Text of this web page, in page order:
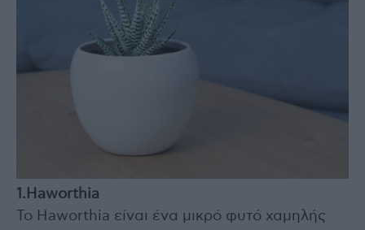
1.Haworthia
Το Haworthia είναι ένα μικρό φυτό χαμηλής